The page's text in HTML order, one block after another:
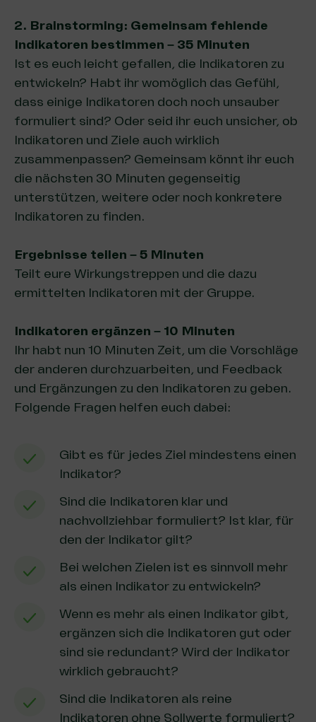
2. Brainstorming: Gemeinsam fehlende
Indikatoren bestimmen – 35 Minuten
Ist es euch leicht gefallen, die Indikatoren zu
entwickeln? Habt ihr womöglich das Gefühl,
dass einige Indikatoren doch noch unsauber
formuliert sind? Oder seid ihr euch unsicher, ob
Indikatoren und Ziele auch wirklich
zusammenpassen? Gemeinsam könnt ihr euch
die nächsten 30 Minuten gegenseitig
unterstützen, weitere oder noch konkretere
Indikatoren zu finden.
Ergebnisse teilen – 5 Minuten
Teilt eure Wirkungstreppen und die dazu
ermittelten Indikatoren mit der Gruppe.
Indikatoren ergänzen – 10 Minuten
Ihr habt nun 10 Minuten Zeit, um die Vorschläge
der anderen durchzuarbeiten, und Feedback
und Ergänzungen zu den Indikatoren zu geben.
Folgende Fragen helfen euch dabei:
Gibt es für jedes Ziel mindestens einen
Indikator?
Sind die Indikatoren klar und
nachvollziehbar formuliert? Ist klar, für
den der Indikator gilt?
Bei welchen Zielen ist es sinnvoll mehr
als einen Indikator zu entwickeln?
Wenn es mehr als einen Indikator gibt,
ergänzen sich die Indikatoren gut oder
sind sie redundant? Wird der Indikator
wirklich gebraucht?
Sind die Indikatoren als reine
Indikatoren ohne Sollwerte formuliert?